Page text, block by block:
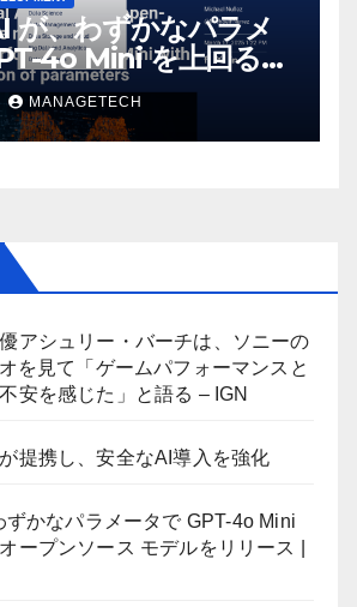
が、わずかなパラメ
4o Mini を上回る新
ンソース モデルをリ
MANAGETECH
アシュリー・バーチは、ソニーの
を見て「ゲームパフォーマンスと
安を感じた」と語る – IGN
提携し、安全なAI導入を強化
ずかなパラメータで GPT-4o Mini
ープンソース モデルをリリース |